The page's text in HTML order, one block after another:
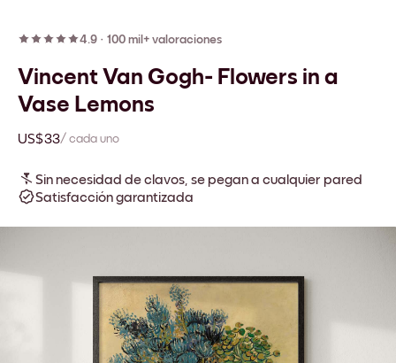
4.9 · 100 mil+ valoraciones
Vincent Van Gogh- Flowers in a
Vase Lemons
US$33/ cada uno
Sin necesidad de clavos, se pegan a cualquier pared
Satisfacción garantizada